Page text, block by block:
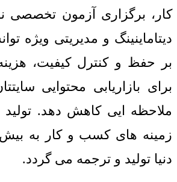
کار، برگزاری آزمون تخصصی
دیتاماینینگ و مدیریتی ویژه
بر حفظ و کنترل کیفیت، هزینه
برای بازاریابی محتوایی
ملاحظه ایی کاهش دهد. تولید
دنیا تولید و ترجمه می گردد.